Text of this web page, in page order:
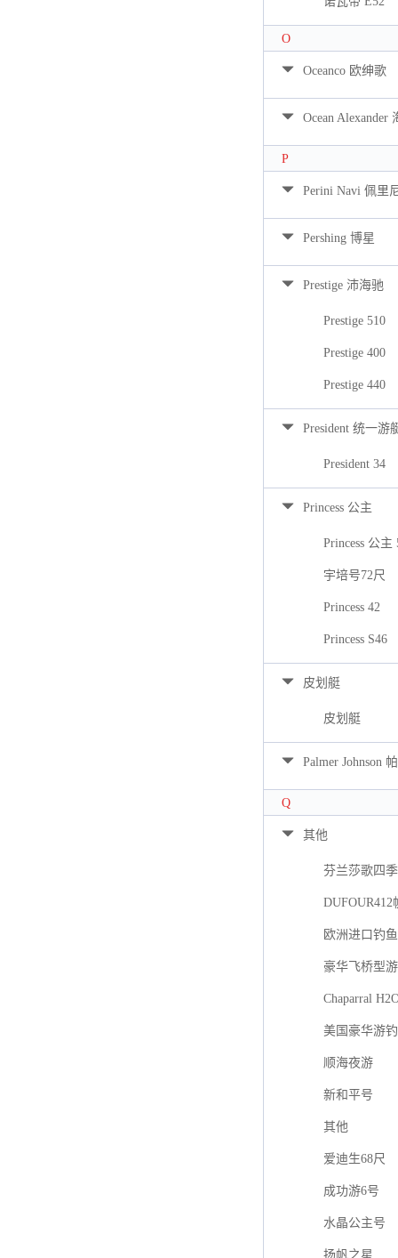
O
Oceanco 欧绅歌
Ocean Alexander
P
Perini Navi 佩里
Pershing 博星
Prestige 沛海驰
Prestige 510
Prestige 400
Prestige 440
President 统一游
President 34
Princess 公主
Princess 公主
宇培号72尺
Princess 42
Princess S46
皮划艇
皮划艇
Palmer Johnson
Q
其他
芬兰莎歌四
DUFOUR412
欧洲进口钓
豪华飞桥型
Chaparral
美国豪华游
顺海夜游
新和平号
其他
爱迪生68尺
成功游6号
水晶公主号
扬帆之星